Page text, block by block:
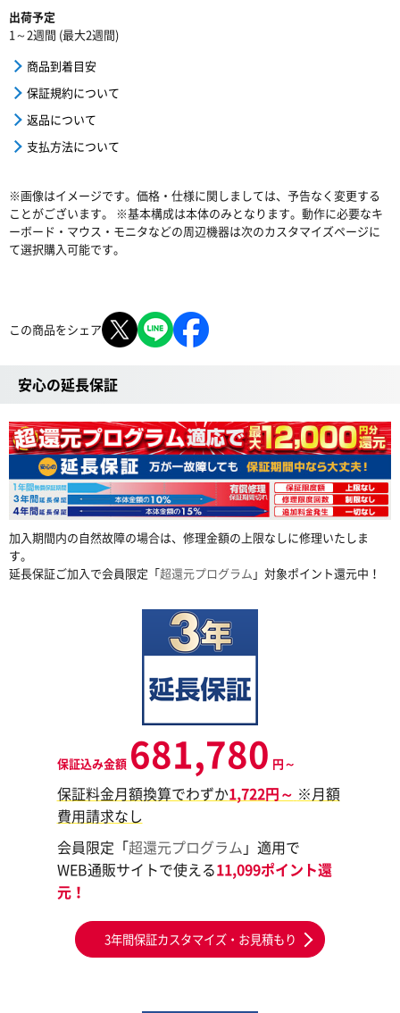
出荷予定
1～2週間 (最大2週間)
商品到着目安
保証規約について
返品について
支払方法について
※画像はイメージです。価格・仕様に関しましては、予告なく変更する
ことがございます。 ※基本構成は本体のみとなります。動作に必要なキ
ーボード・マウス・モニタなどの周辺機器は次のカスタマイズページに
て選択購入可能です。
この商品をシェア
安心の延長保証
加入期間内の自然故障の場合は、修理金額の上限なしに修理いたしま
す。
延長保証ご加入で会員限定「超還元プログラム 」対象ポイント還元中！
保証込み金額 681,780 円～
保証料金月額換算でわずか1,722円～ ※月額
費用請求なし
会員限定「超還元プログラム 」適用で
WEB通販サイトで使える11,099ポイント還
元！
3年間保証カスタマイズ・お見積もり